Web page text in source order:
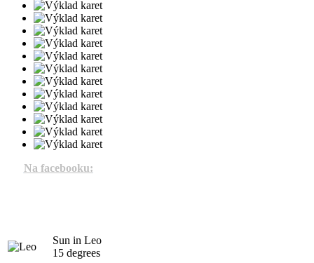
Na facebooku:
Sun in Leo
15 degrees